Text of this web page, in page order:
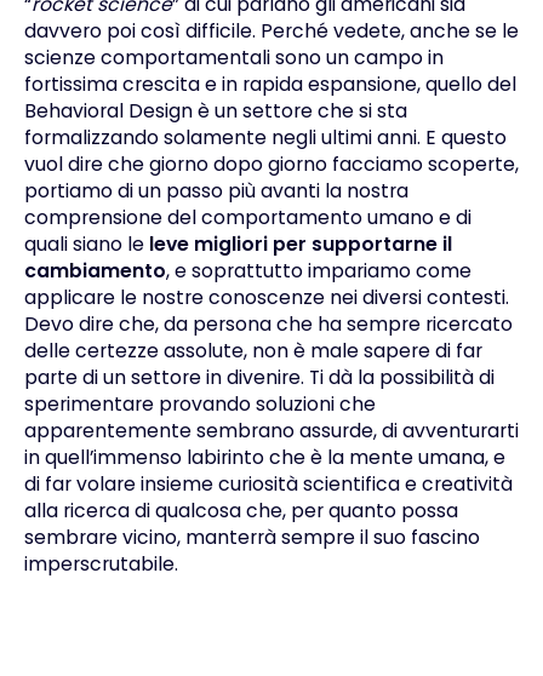
davvero poi così difficile. Perché vedete, anche se le
scienze comportamentali sono un campo in
fortissima crescita e in rapida espansione, quello del
Behavioral Design è un settore che si sta
formalizzando solamente negli ultimi anni. E questo
vuol dire che giorno dopo giorno facciamo scoperte,
portiamo di un passo più avanti la nostra
comprensione del comportamento umano e di
quali siano le leve migliori per supportarne il
cambiamento, e soprattutto impariamo come
applicare le nostre conoscenze nei diversi contesti.
Devo dire che, da persona che ha sempre ricercato
delle certezze assolute, non è male sapere di far
parte di un settore in divenire. Ti dà la possibilità di
sperimentare provando soluzioni che
apparentemente sembrano assurde, di avventurarti
in quell’immenso labirinto che è la mente umana, e
di far volare insieme curiosità scientifica e creatività
alla ricerca di qualcosa che, per quanto possa
sembrare vicino, manterrà sempre il suo fascino
imperscrutabile.